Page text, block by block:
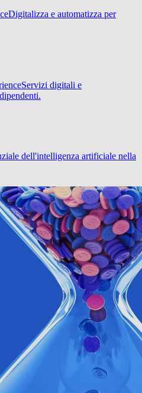
Digitalizza e automatizza per
Servizi digitali e
dell'intelligenza artificiale nella